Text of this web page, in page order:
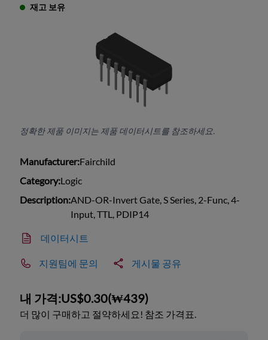
재고 보유
정확한 제품 이미지는 제품 데이터시트를 참조하세요.
Manufacturer:Fairchild
Category:Logic
Description:AND-OR-Invert Gate, S Series, 2-Func, 4-
Input, TTL, PDIP14
데이터시트
지원팀에 문의 게시물 공유
내 가격:US$0.30(₩439)
더 많이 구매하고 절약하세요! 참조 가격표.